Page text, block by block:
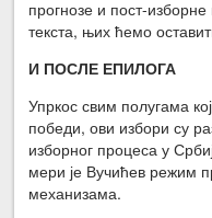
прогнозе и пост-
текста, њих ћемо
И ПОСЛЕ ЕПИЛОГА
Упркос свим полугама
победи, ови избори су
изборног процеса у
мери је Вучићев режим
механизама.